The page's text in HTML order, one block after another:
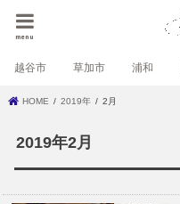
menu
越谷市 草加市 浦和
HOME 2019年 2月
2019年2月